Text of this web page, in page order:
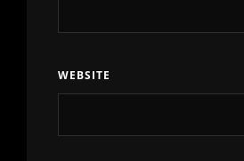
WEBSITE